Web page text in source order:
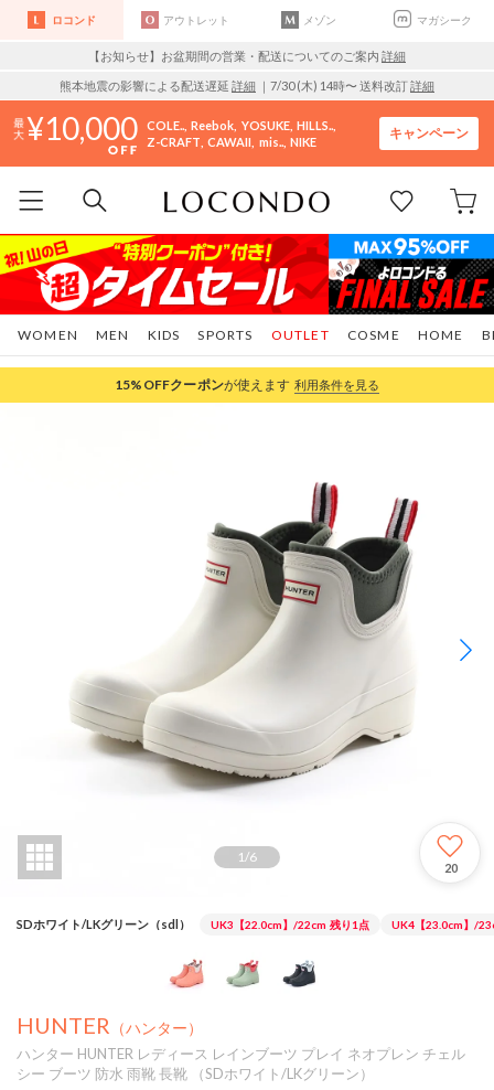
ロコンド アウトレット メゾン マガシーク
【お知らせ】お盆期間の営業・配送についてのご案内 詳細
熊本地震の影響による配送遅延 詳細 ｜7/30 (木) 14時〜 送料改訂詳細
10,000 COLE.. Reebok YOSUKE HILLS..
Z-CRAFT CAWAII mis.. NIKE
キャンペーン
WOMEN MEN KIDS SPORTS COSME HOME
OUTLET
15%OFFクーポンが使えます 利用条件を見る
1 /6
20
SDホワイト/LKグリーン（sdl） UK3【22.0cm】/22cm 残り1点 UK4【23.0cm】/
HUNTER （ハンター）
ハンター HUNTER レディース レインブーツ プレイ ネオプレン チェル
シー ブーツ 防水 雨靴 長靴 （SDホワイト/LKグリーン）